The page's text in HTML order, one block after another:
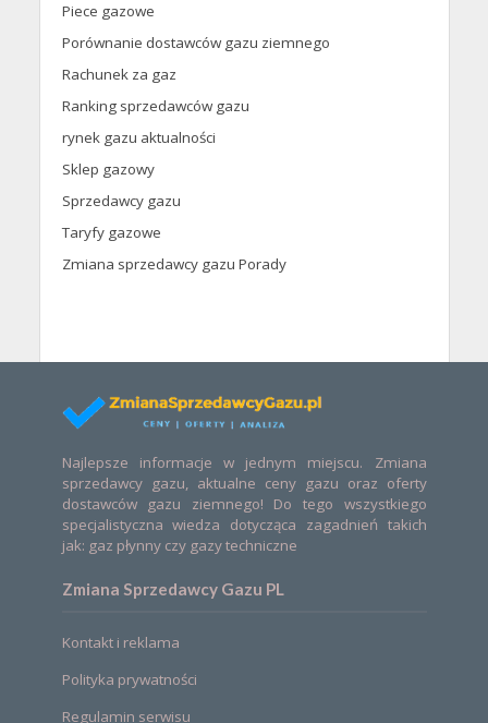
Piece gazowe
Porównanie dostawców gazu ziemnego
Rachunek za gaz
Ranking sprzedawców gazu
rynek gazu aktualności
Sklep gazowy
Sprzedawcy gazu
Taryfy gazowe
Zmiana sprzedawcy gazu Porady
Najlepsze informacje w jednym miejscu. Zmiana
sprzedawcy gazu, aktualne ceny gazu oraz oferty
dostawców gazu ziemnego! Do tego wszystkiego
specjalistyczna wiedza dotycząca zagadnień takich
jak: gaz płynny czy gazy techniczne
Zmiana Sprzedawcy Gazu PL
Kontakt i reklama
Polityka prywatności
Regulamin serwisu